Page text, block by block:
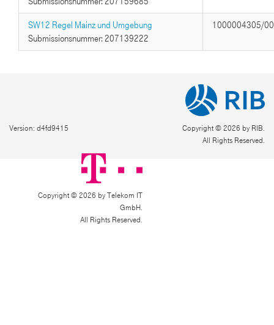
SW12 Regel Mainz und Umgebung
Submissionsnummer: 207139222
1000004305/
Version: d4fd9415
Copyright © 2026 by RIB.
All Rights Reserved.
Copyright © 2026 by Telekom IT
GmbH.
All Rights Reserved.